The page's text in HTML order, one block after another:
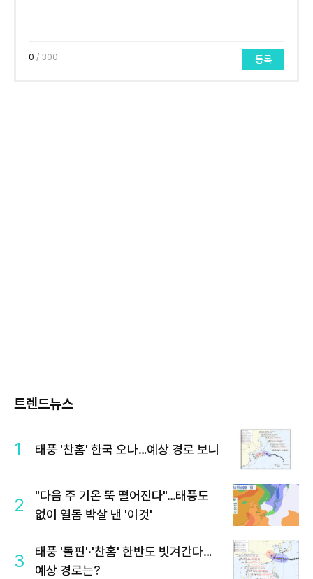
0 / 300 등록
트렌드뉴스
1 태풍 '찬홈' 한국 오나…예상 경로 보니
2
"다음 주 기온 뚝 떨어진다"…태풍도
없이 열돔 박살 낸 '이것'
3
태풍 '돌핀'·'찬홈' 한반도 빗겨간다…
예상 경로는?